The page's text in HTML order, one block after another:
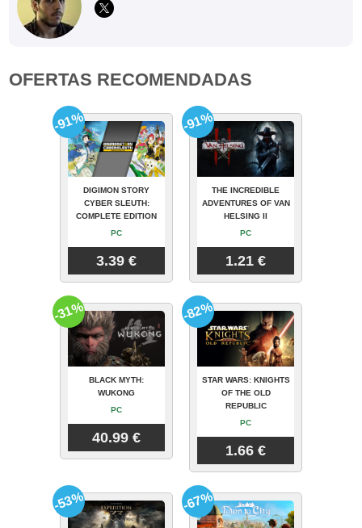
OFERTAS RECOMENDADAS
DIGIMON STORY
CYBER SLEUTH:
COMPLETE EDITION
PC
3.39 €
-91%
THE INCREDIBLE
ADVENTURES OF VAN
HELSING II
PC
1.21 €
-91%
BLACK MYTH:
WUKONG
PC
40.99 €
-31%
STAR WARS: KNIGHTS
OF THE OLD
REPUBLIC
PC
1.66 €
-82%
-53% -67%